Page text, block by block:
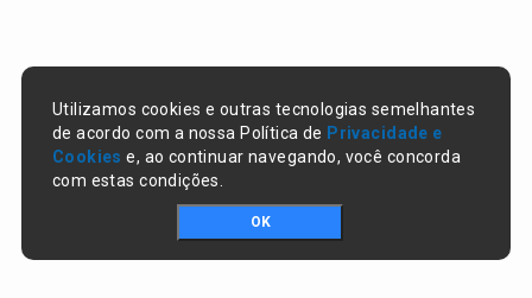
Utilizamos cookies e outras tecnologias semelhantes
de acordo com a nossa Política de Privacidade e
Cookies e, ao continuar navegando, você concorda
com estas condições.
OK